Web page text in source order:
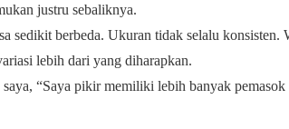
justru sebaliknya.
sedikit berbeda. Ukuran tidak selalu
lebih dari yang diharapkan.
“Saya pikir memiliki lebih banyak